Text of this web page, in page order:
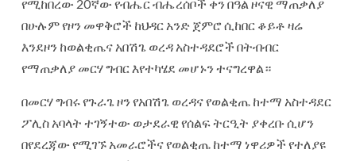
የሚከበረው 20ኛው የብሔር ብሔረሰቦች ቀን በዓል ዞናዊ ማጠቃለያ
በሁሉም የዞን መዋቅሮች ከህዳር አንድ ጀምሮ ሲከበር ቆይቶ ዛሬ
እንደዞን ከወልቂጤና አበሽጌ ወረዳ አስተዳደሮች በትብብር
የማጠቃለያ መርሃ ግብር እየተካሄደ መሆኑን ተናግረዋል።
በመርሃ ግብሩ የጉራጌ ዞን የአበሽጌ ወረዳና የወልቂጤ ከተማ አስተዳደር
ፖሊስ አባላት ተገኝተው ወታደራዊ የሰልፍ ትርዒት ያቀረቡ ሲሆን
በየደረጃው የሚገኙ አመራሮችና የወልቂጤ ከተማ ነዋሪዎች የተለያዩ